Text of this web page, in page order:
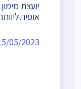
יועצת
05/2023